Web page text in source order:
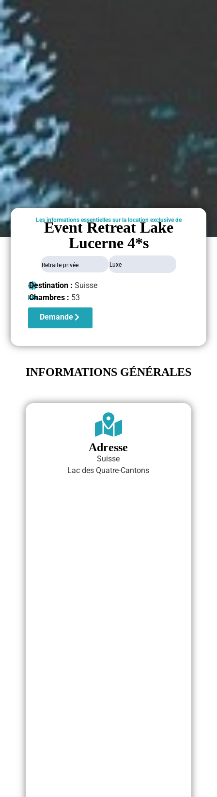
Les informations essentielles sur la location exclusive de
Event Retreat Lake
Lucerne 4*s
Retraite privée Luxe
Destination : Suisse
Chambres : 53
Demande
INFORMATIONS GÉNÉRALES
Adresse
Suisse
Lac des Quatre-Cantons